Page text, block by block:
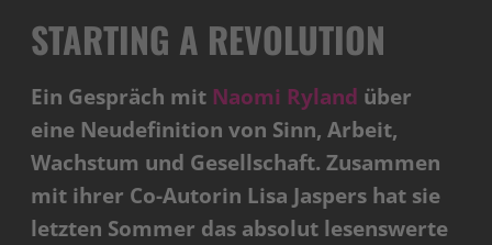
STARTING A REVOLUTION
Ein Gespräch mit Naomi Ryland über
eine Neudefinition von Sinn, Arbeit,
Wachstum und Gesellschaft. Zusammen
mit ihrer Co-Autorin Lisa Jaspers hat sie
letzten Sommer das absolut lesenswerte